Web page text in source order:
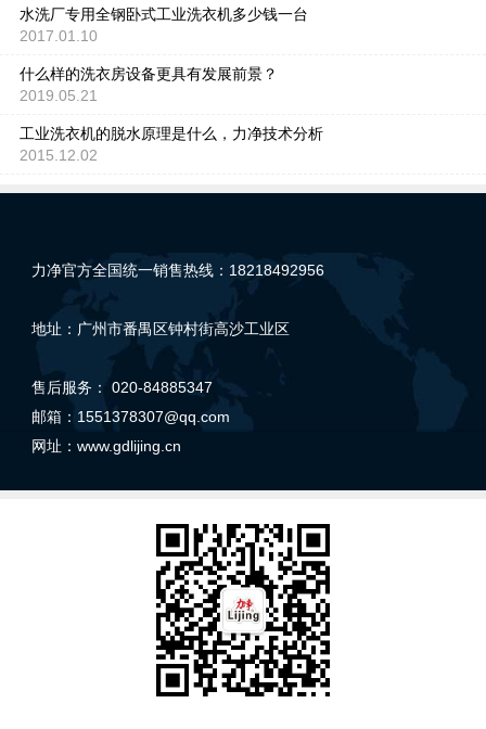
水洗厂专用全钢卧式工业洗衣机多少钱一台
2017.01.10
什么样的洗衣房设备更具有发展前景？
2019.05.21
工业洗衣机的脱水原理是什么，力净技术分析
2015.12.02
力净官方全国统一销售热线：18218492956
地址：广州市番禺区钟村街高沙工业区
售后服务： 020-84885347
邮箱：1551378307@qq.com
网址： www.gdlijing.cn